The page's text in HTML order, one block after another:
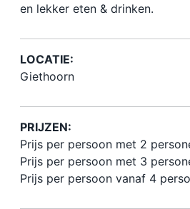
en lekker eten & drinken.
LOCATIE:
Giethoorn
PRIJZEN:
Prijs per persoon met 2
Prijs per persoon met 3
Prijs per persoon vanaf 4